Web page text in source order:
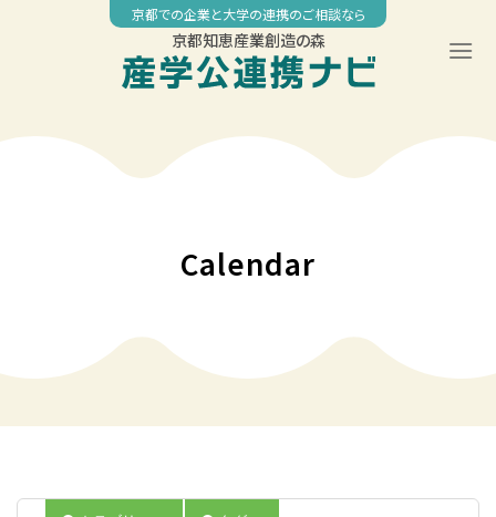
京都での企業と大学の連携のご相談なら
京都知恵産業創造の森
Calendar
04:00